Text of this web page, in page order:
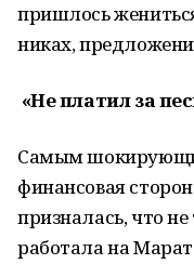
пришлось
никах,
«Не платил за
Самым
финансовая
призналась, что
работала на